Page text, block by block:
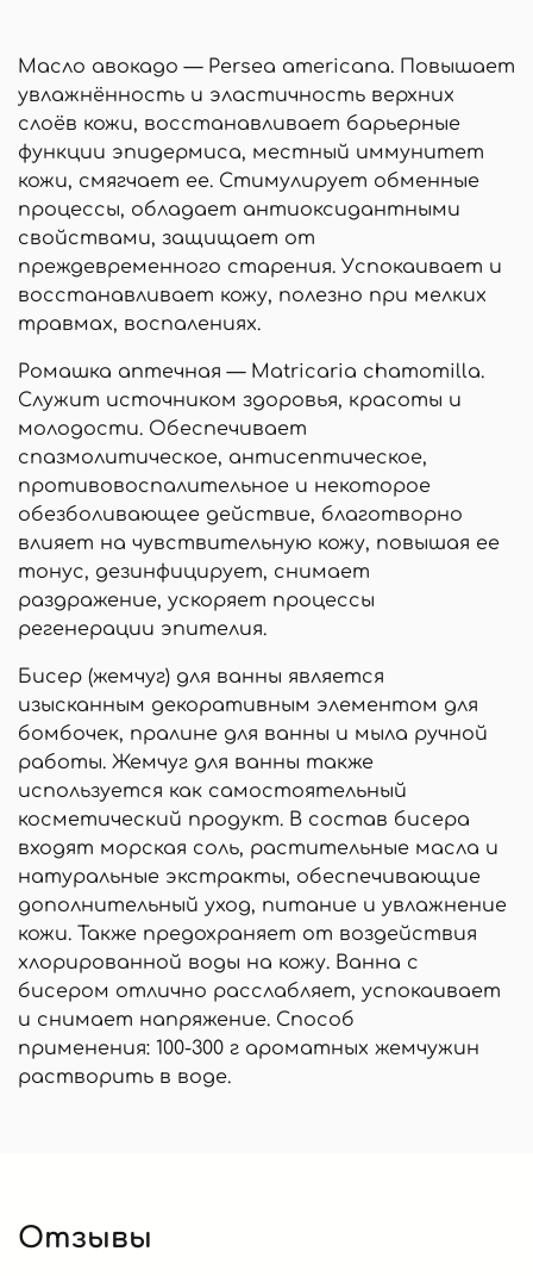
Масло авокадо — Persea americana. Повышает
увлажнённость и эластичность верхних
слоёв кожи, восстанавливает барьерные
функции эпидермиса, местный иммунитет
кожи, смягчает ее. Стимулирует обменные
процессы, обладает антиоксидантными
свойствами, защищает от
преждевременного старения. Успокаивает и
восстанавливает кожу, полезно при мелких
травмах, воспалениях.
Ромашка аптечная — Matricaria chamomilla.
Служит источником здоровья, красоты и
молодости. Обеспечивает
спазмолитическое, антисептическое,
противовоспалительное и некоторое
обезболивающее действие, благотворно
влияет на чувствительную кожу, повышая ее
тонус, дезинфицирует, снимает
раздражение, ускоряет процессы
регенерации эпителия.
Бисер (жемчуг) для ванны является
изысканным декоративным элементом для
бомбочек, пралине для ванны и мыла ручной
работы. Жемчуг для ванны также
используется как самостоятельный
косметический продукт. В состав бисера
входят морская соль, растительные масла и
натуральные экстракты, обеспечивающие
дополнительный уход, питание и увлажнение
кожи. Также предохраняет от воздействия
хлорированной воды на кожу. Ванна с
бисером отлично расслабляет, успокаивает
и снимает напряжение. Способ
применения: 100-300 г ароматных жемчужин
растворить в воде.
Отзывы